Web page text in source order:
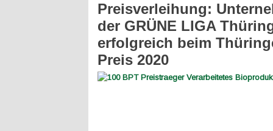
Preisverleihung:
der GRÜNE LIGA
erfolgreich beim
Preis 2020